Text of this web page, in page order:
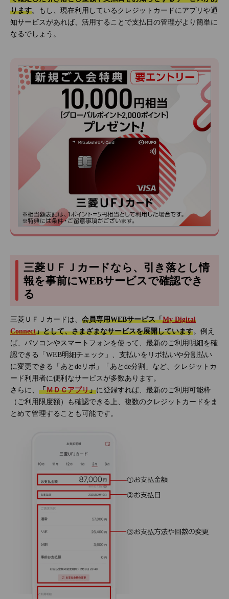
ります。もし、現在利用しているクレジットカードにアプリや通
知サービスがあれば、活用することで支払日の管理がより簡単に
なるでしょう。
三菱ＵＦＪカードなら、引き落とし情
報を事前にWEBサービスで確認でき
る
三菱ＵＦＪカードは、 会員専用WEBサービス「My Digital
Connect」として、さまざまなサービスを展開しています。例え
ば、パソコンやスマートフォンを使って、最新のご利用明細を確
認できる「WEB明細チェック」、支払いをリボ払いや分割払い
に変更できる「あとdeリボ」「あとde分割」など、クレジットカ
ード利用者に便利なサービスが多数あります。
さらに、 「ＭＤＣアプリ」に登録すれば、最新のご利用可能枠
（ご利用限度額）も確認できる上、複数のクレジットカードをま
とめて管理することも可能です。